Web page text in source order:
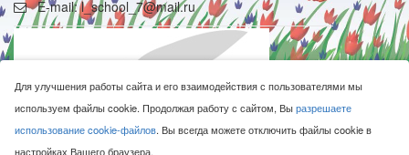
E-mail: l_school_7@mail.ru
МБОУ Лысогорская СОШ © 2016-2026
Для улучшения работы сайта и его взаимодействия с пользователями мы
используем файлы cookie. Продолжая работу с сайтом, Выразрешаете
использование cookie-файлов. Вы всегда можете отключить файлы cookie в
настройках Вашего браузера.